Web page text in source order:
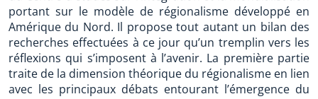
portant sur le modèle de régionalisme développé en
Amérique du Nord. Il propose tout autant un bilan des
recherches effectuées à ce jour qu’un tremplin vers les
réflexions qui s’imposent à l’avenir. La première partie
traite de la dimension théorique du régionalisme en lien
avec les principaux débats entourant l’émergence du